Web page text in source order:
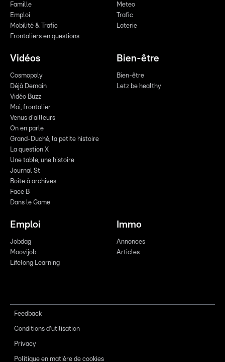
Famille
Emploi
Mobilité & Trafic
Frontaliers en questions
Meteo
Trafic
Loterie
Vidéos
Cosmopoly
Déjà Demain
Vidéo Buzz
Moi, frontalier
Venus d'ailleurs
On en parle
Grand-Duché, la petite histoire
La question X
Une table, une histoire
Journal St
Boîte à archives
Face B
Dans le Game
Bien-être
Bien-être
Letz be healthy
Emploi
Jobdag
Moovijob
Lifelong Learning
Immo
Annonces
Articles
Feedback
Conditions d'utilisation
Privacy
Politique en matière de cookies